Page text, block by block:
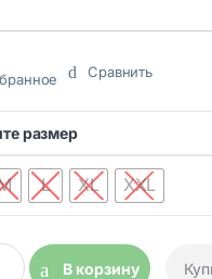
Сравнить
размер
L XL XXL
перчатки Mechanix
В корзину